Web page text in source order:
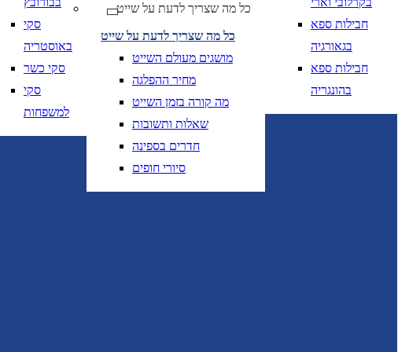
סקי
באוסטריה
סקי כשר
סקי
למשפחות
כל מה שצריך לדעת על שייט
כל מה שצריך לדעת על שייט
מושגים מעולם השייט
מחיר ההפלגה
מה קורה בזמן השייט
שאלות ותשובות
חדרים בספינה
סיורי חופים
חבילות ספא
בגאורגיה
חבילות ספא
בהונגריה
תאריך יציאה
DD/MM/YYיום בשתי ספרות קו נטוי חודש בשתי ספרות קו נטוי
DD/MM/YYיום בשתי ספרות קו נטוי חודש בשתי ספרות קו נטוי